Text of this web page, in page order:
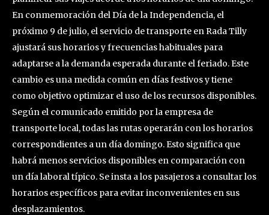
En conmemoración del Día de la Independencia, el
próximo 9 de julio, el servicio de transporte en Rada Tilly
ajustará sus horarios y frecuencias habituales para
adaptarse a la demanda esperada durante el feriado. Este
cambio es una medida común en días festivos y tiene
como objetivo optimizar el uso de los recursos disponibles.
Según el comunicado emitido por la empresa de
transporte local, todas las rutas operarán con los horarios
correspondientes a un día domingo. Esto significa que
habrá menos servicios disponibles en comparación con
un día laboral típico. Se insta a los pasajeros a consultar los
horarios específicos para evitar inconvenientes en sus
desplazamientos.